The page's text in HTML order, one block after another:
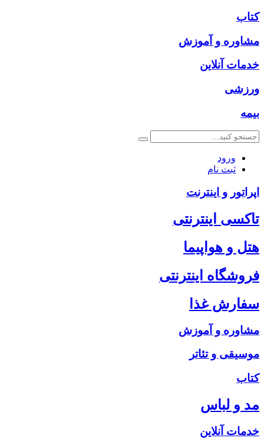
کتاب
مشاوره و آموزش
خدمات آنلاین
ورزشی
بیمه
ورود
ثبت نام
اپراتور و اینترنت
تاکسی اینترنتی
هتل و هواپیما
فروشگاه اینترنتی
سفارش غذا
مشاوره و آموزش
موسیقی و تئاتر
کتاب
مد و لباس
خدمات آنلاین